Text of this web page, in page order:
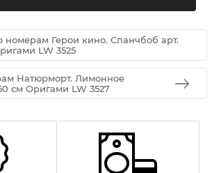
номерам Герои кино. Спанчбоб арт.
LW 3525
Натюрморт. Лимонное
см Оригами LW 3527